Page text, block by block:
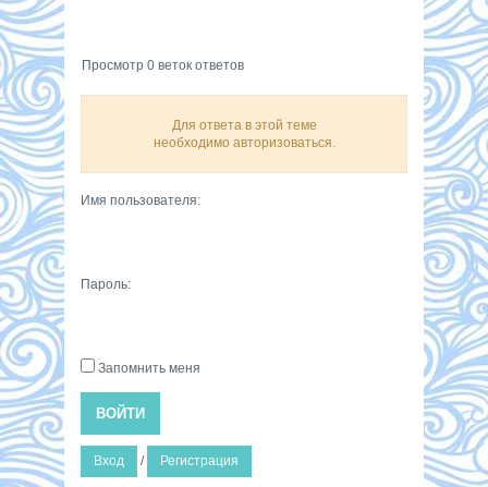
Просмотр 0 веток ответов
Для ответа в этой теме
необходимо авторизоваться.
Имя пользователя:
Пароль:
Запомнить меня
ВОЙТИ
Вход / Регистрация